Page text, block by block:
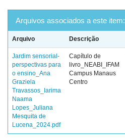
Arquivos associados a este item:
Arquivo Descrição
Jardim sensorial-
perspectivas para
o ensino_Ana
Graziela
Travassos_Iarima
Naama
Lopes_Juliana
Mesquita de
Lucena_2024.pdf
Capítulo de
livro_NEABI_IFAM
Campus Manaus
Centro